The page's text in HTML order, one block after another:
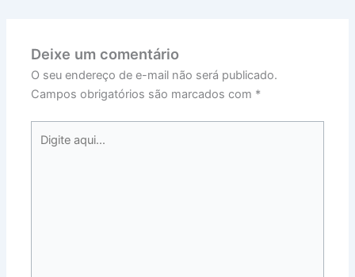
Deixe um comentário
O seu endereço de e-mail não será publicado.
Campos obrigatórios são marcados com *
aqui...